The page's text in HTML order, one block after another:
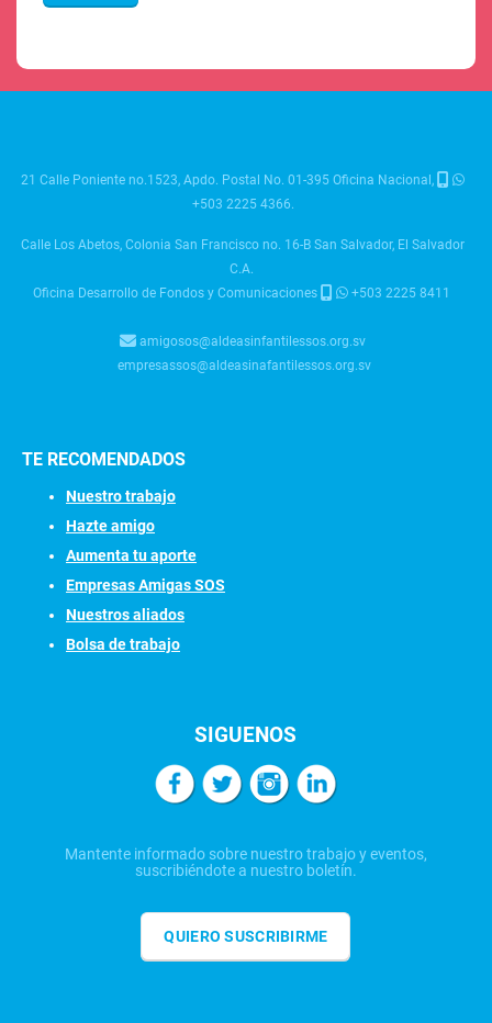
21 Calle Poniente no.1523, Apdo. Postal No. 01-395 Oficina Nacional,
+503 2225 4366.
Calle Los Abetos, Colonia San Francisco no. 16-B San Salvador, El Salvador
C.A.
Oficina Desarrollo de Fondos y Comunicaciones
+503 2225 8411
amigosos@aldeasinfantilessos.org.sv
empresassos@aldeasinafantilessos.org.sv
TE RECOMENDADOS
Nuestro trabajo
Hazte amigo
Aumenta tu aporte
Empresas Amigas SOS
Nuestros aliados
Bolsa de trabajo
SIGUENOS
Mantente informado sobre nuestro trabajo y eventos,
suscribiéndote a nuestro boletín.
QUIERO SUSCRIBIRME